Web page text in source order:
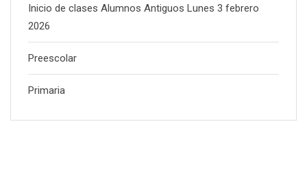
Inicio de clases Alumnos Antiguos Lunes 3 febrero
2026
Preescolar
Primaria